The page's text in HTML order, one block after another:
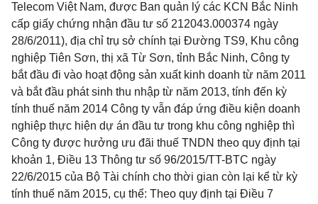
Telecom Việt Nam, được Ban quản lý các KCN Bắc Ninh
cấp giấy chứng nhận đầu tư số 212043.000374 ngày
28/6/2011), địa chỉ trụ sở chính tại Đường TS9, Khu công
nghiệp Tiên Sơn, thị xã Từ Sơn, tỉnh Bắc Ninh, Công ty
bắt đầu đi vào hoạt động sản xuất kinh doanh từ năm 2011
và bắt đầu phát sinh thu nhập từ năm 2013, tính đến kỳ
tính thuế năm 2014 Công ty vẫn đáp ứng điều kiện doanh
nghiệp thực hiện dự án đầu tư trong khu công nghiệp thì
Công ty được hưởng ưu đãi thuế TNDN theo quy định tại
khoản 1, Điều 13 Thông tư số 96/2015/TT-BTC ngày
22/6/2015 của Bộ Tài chính cho thời gian còn lại kể từ kỳ
tính thuế năm 2015, cụ thể: Theo quy định tại Điều 7